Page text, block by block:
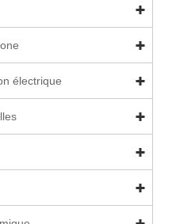
électrique